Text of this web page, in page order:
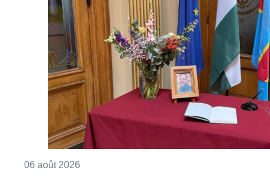
06 août 2026